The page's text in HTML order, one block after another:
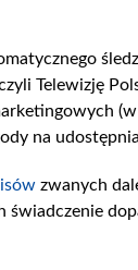
Telewizję
na
zwanych